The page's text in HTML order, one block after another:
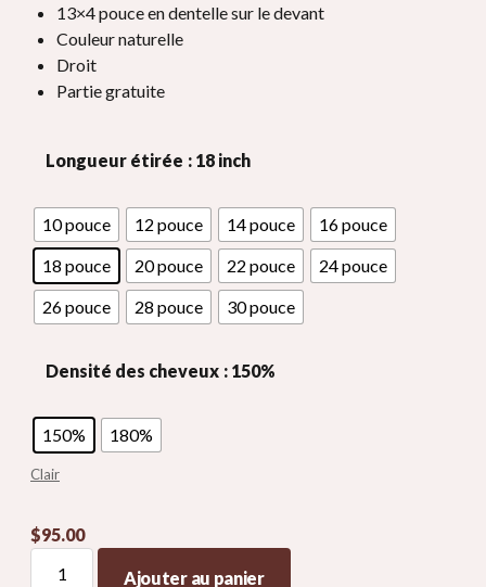
$45.00
à
$250.00
13×4 pouce en dentelle sur le devant
Couleur naturelle
Droit
Partie gratuite
Longueur étirée : 18 inch
10 pouce 12 pouce 14 pouce
16 pouce
18 pouce
20 pouce 22 pouce
24 pouce
26 pouce
28 pouce 30 pouce
Densité des cheveux : 150%
150% 180%
Clair
$95.00
Ajouter au panier